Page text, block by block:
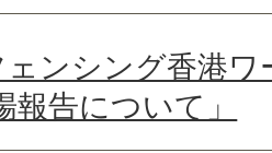
ンシング香港
報告について」